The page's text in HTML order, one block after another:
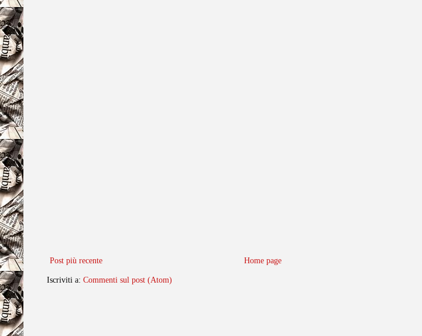
Post più recente Home page
Iscriviti a: Commenti sul post (Atom)